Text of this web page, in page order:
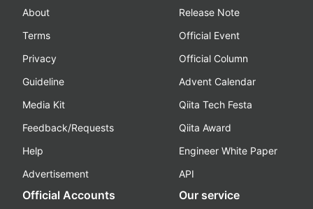
About
Terms
Privacy
Guideline
Media Kit
Feedback/Requests
Help
Advertisement
Release Note
Official Event
Official Column
Advent Calendar
Qiita Tech Festa
Qiita Award
Engineer White Paper
API
Official Accounts Our service